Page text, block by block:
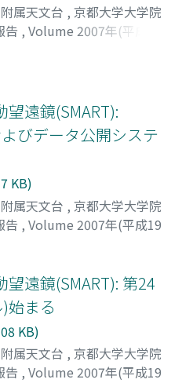
属天文台 , 京都大学大学院
告 , Volume 2007年(平成19
遠鏡(SMART):
びデータ公開システ
KB)
属天文台 , 京都大学大学院
告 , Volume 2007年(平成19
遠鏡(SMART): 第24
始まる
KB)
属天文台 , 京都大学大学院
告 , Volume 2007年(平成19